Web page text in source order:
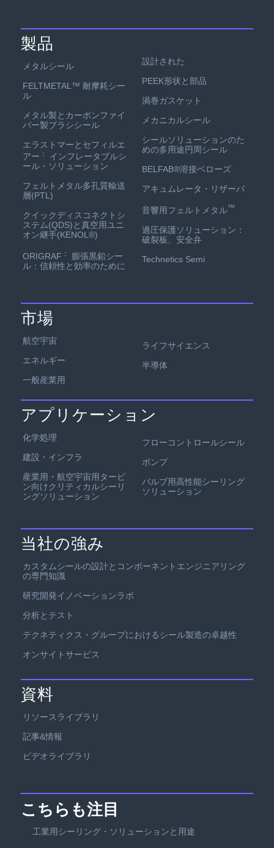
製品
メタルシール
FELTMETAL™ 耐摩耗シー
ル
メタル製とカーボンファイ
バー製ブラシシール
エラストマーとセフィルエ
アー ：
インフレータブルシ
ール・ソリューション
フェルトメタル多孔質輸送
層(PTL)
クイックディスコネクトシ
ステム(QDS)と真空用ユニ
オン継手(KENOL®)
ORIGRAF ：
膨張黒鉛シー
ル：信頼性と効率のために
設計された
PEEK形状と部品
渦巻ガスケット
メカニカルシール
シールソリューションのた
めの多用途円周シール
BELFAB®溶接ベローズ
アキュムレータ・リザーバ
音響用フェルトメタル™
過圧保護ソリューション：
破裂板、安全弁
Technetics Semi
市場
航空宇宙
エネルギー
一般産業用
ライフサイエンス
半導体
アプリケーション
化学処理
建設・インフラ
産業用・航空宇宙用タービ
ン向けクリティカルシーリ
ングソリューション
フローコントロールシール
ポンプ
バルブ用高性能シーリング
ソリューション
当社の強み
カスタムシールの設計とコンポーネントエンジニアリング
の専門知識
研究開発イノベーションラボ
分析とテスト
テクネティクス・グループにおけるシール製造の卓越性
オンサイトサービス
資料
リソースライブラリ
記事&情報
ビデオライブラリ
こちらも注目
工業用シーリング・ソリューションと用途